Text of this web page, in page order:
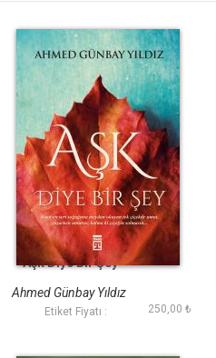
Aşk Diye Bir Şey
Ahmed Günbay Yıldız
Etiket Fiyatı : 250,00 ₺